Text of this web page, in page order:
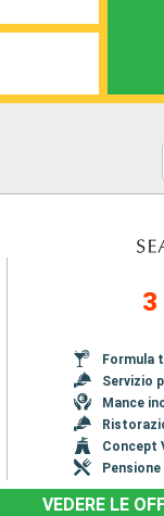
3
Formula
Servizio
Mance
Concept
VEDERE LE